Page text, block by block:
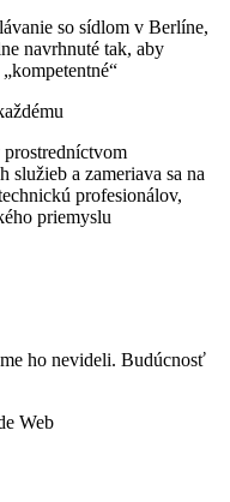
so sídlom v Berlíne,
navrhnuté tak, aby
služieb a zameriava sa na
profesionálov,
priemyslu
ho nevideli. Budúcnosť
Web